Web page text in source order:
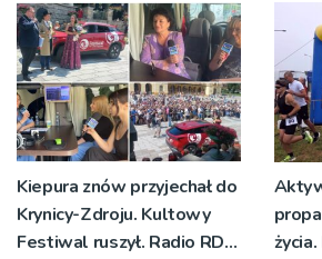
Kiepura znów przyjechał do
Krynicy-Zdroju. Kultowy
Festiwal ruszył. Radio RDN